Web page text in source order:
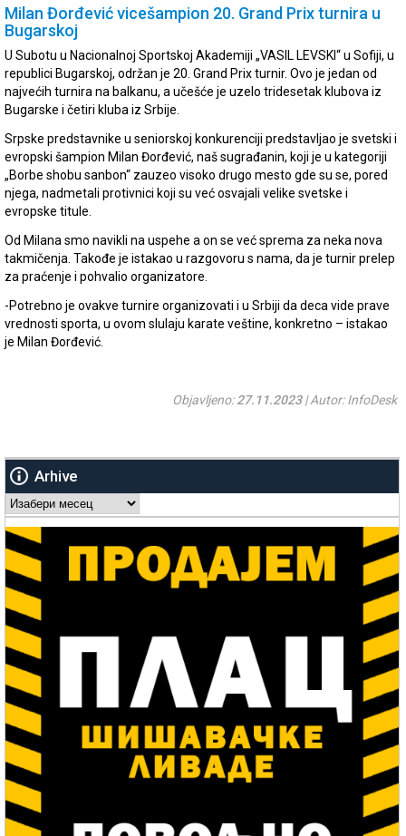
Milan Đorđević vicešampion 20. Grand Prix turnira u
Bugarskoj
U Subotu u Nacionalnoj Sportskoj Akademiji „VASIL LEVSKI“ u Sofiji, u
republici Bugarskoj, održan je 20. Grand Prix turnir. Ovo je jedan od
najvećih turnira na balkanu, a učešće je uzelo tridesetak klubova iz
Bugarske i četiri kluba iz Srbije.
Srpske predstavnike u seniorskoj konkurenciji predstavljao je svetski i
evropski šampion Milan Đorđević, naš sugrađanin, koji je u kategoriji
„Borbe shobu sanbon“ zauzeo visoko drugo mesto gde su se, pored
njega, nadmetali protivnici koji su već osvajali velike svetske i
evropske titule.
Od Milana smo navikli na uspehe a on se već sprema za neka nova
takmičenja. Takođe je istakao u razgovoru s nama, da je turnir prelep
za praćenje i pohvalio organizatore.
-Potrebno je ovakve turnire organizovati i u Srbiji da deca vide prave
vrednosti sporta, u ovom slulaju karate veštine, konkretno – istakao
je Milan Đorđević.
Objavljeno:27.11.2023| Autor: InfoDesk
Arhive
Arhive